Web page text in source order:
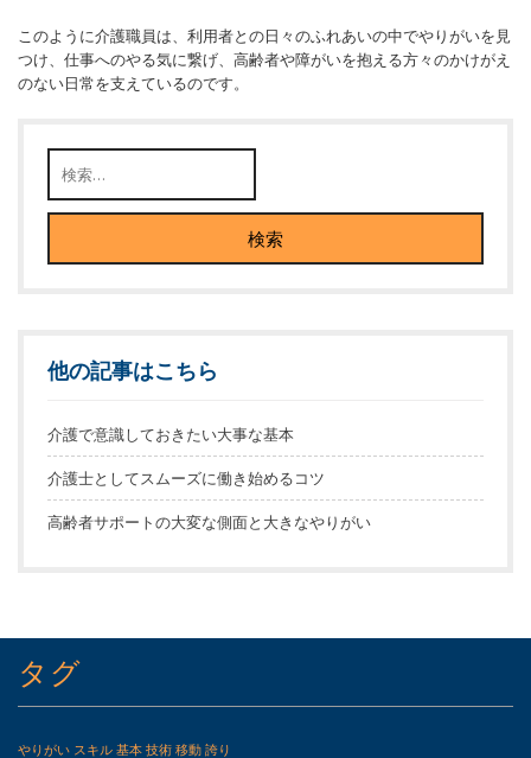
このように介護職員は、利用者との日々のふれあいの中でやりがいを見
つけ、仕事へのやる気に繋げ、高齢者や障がいを抱える方々のかけがえ
のない日常を支えているのです。
他の記事はこちら
介護で意識しておきたい大事な基本
介護士としてスムーズに働き始めるコツ
高齢者サポートの大変な側面と大きなやりがい
タグ
やりがい スキル 基本 技術 移動 誇り